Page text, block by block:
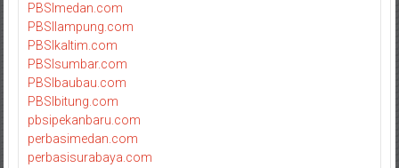
PBSImedan.com
PBSIlampung.com
PBSIkaltim.com
PBSIsumbar.com
PBSIbaubau.com
PBSIbitung.com
pbsipekanbaru.com
perbasimedan.com
perbasisurabaya.com